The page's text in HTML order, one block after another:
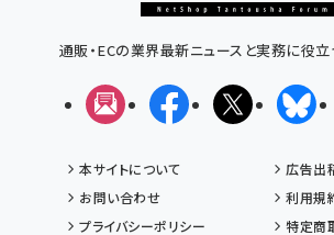
通販・ECの業界最新ニュースと実務に役
メルマガFacebookX(エックス)
本サイトについて
広告出
お問い合わせ
利用規
プライバシーポリシー
特定商